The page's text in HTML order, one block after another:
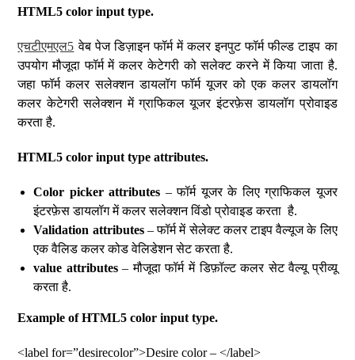
HTML5 color input type.
एचटीएमएल5 वेब पेज डिज़ाइन फॉर्म में कलर इनपुट फॉर्म फील्ड टाइप का
उपयोग मौजूदा फॉर्म में कलर केटेगरी को सलेक्ट करने में किया जाता है.
जहा फॉर्म कलर सलेक्शन डायलॉग फॉर्म यूजर को एक कलर डायलॉग
कलर केटेगरी सलेक्शन में ग्राफिकल यूजर इंटरफ़ेस डायलॉग प्रोवाइड
करता है.
HTML5 color input type attributes.
Color picker attributes – फॉर्म यूजर के लिए ग्राफिकल यूजर
इंटरफ़ेस डायलॉग में कलर सलेक्शन विंडो प्रोवाइड करता है.
Validation attributes– फॉर्म में सेलेक्ट कलर टाइप वैल्यूज के लिए
एक वैलिड कलर कोड वेलिडेशन सेट करता है.
value attributes– मौजूदा फॉर्म में डिफ़ॉल्ट कलर सेट वैल्यू प्रीव्यू
करता है.
Example of HTML5 color input type.
<label for=”desirecolor”>Desire color – </label>